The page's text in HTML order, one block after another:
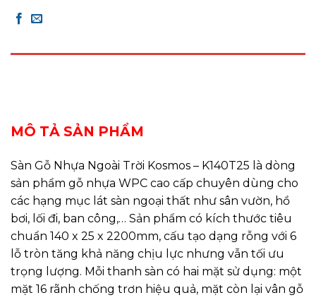
MÔ TẢ SẢN PHẨM
Sàn Gỗ Nhựa Ngoài Trời Kosmos – K140T25 là dòng
sản phẩm gỗ nhựa WPC cao cấp chuyên dùng cho
các hạng mục lát sàn ngoại thất như sân vườn, hồ
bơi, lối đi, ban công,… Sản phẩm có kích thước tiêu
chuẩn 140 x 25 x 2200mm, cấu tạo dạng rỗng với 6
lỗ tròn tăng khả năng chịu lực nhưng vẫn tối ưu
trọng lượng. Mỗi thanh sàn có hai mặt sử dụng: một
mặt 16 rãnh chống trơn hiệu quả, mặt còn lại vân gỗ